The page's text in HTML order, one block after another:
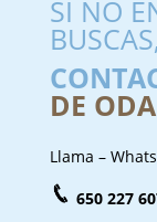
SI NO
DE
Llama –
650 227